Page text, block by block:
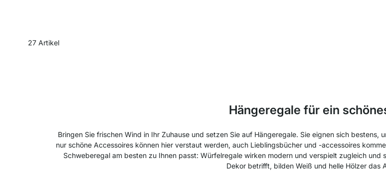
27 Artikel
Hängeregale für ein
Bringen Sie frischen Wind in Ihr Zuhause und setzen Sie auf Hängeregale. Sie eignen sich
nur schöne Accessoires können hier verstaut werden, auch Lieblingsbücher und -accessoires
Schweberegal am besten zu Ihnen passt: Würfelregale wirken modern und verspielt zugleich
Dekor betrifft, bilden Weiß und helle Hölzer das